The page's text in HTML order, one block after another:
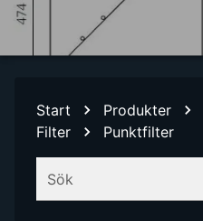
Start Produkter
Filter
Punktfilter
Sök